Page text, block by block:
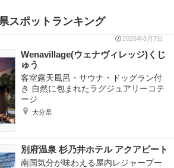
スポットランキング
2026年8月7日
Wenavillage(ウェナヴィレッジ)くじ
ゅう
客室露天風呂・サウナ・ドッグラン付
き 自然に包まれたラグジュアリーコテ
ージ
大分県
別府温泉 杉乃井ホテル アクアビート
南国気分が味わえる屋内レジャープー